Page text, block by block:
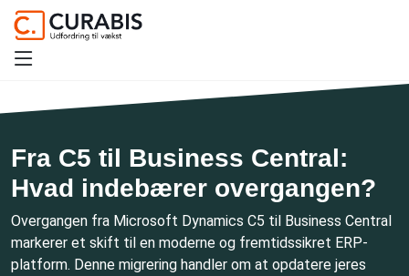
Fra C5 til Business Central:
Hvad indebærer overgangen?
Overgangen fra Microsoft Dynamics C5 til Business Central
markerer et skift til en moderne og fremtidssikret ERP-
platform. Denne migrering handler om at opdatere jeres